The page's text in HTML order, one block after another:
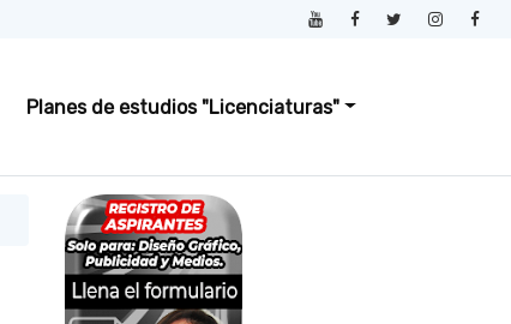
Planes de estudios "Licenciaturas"